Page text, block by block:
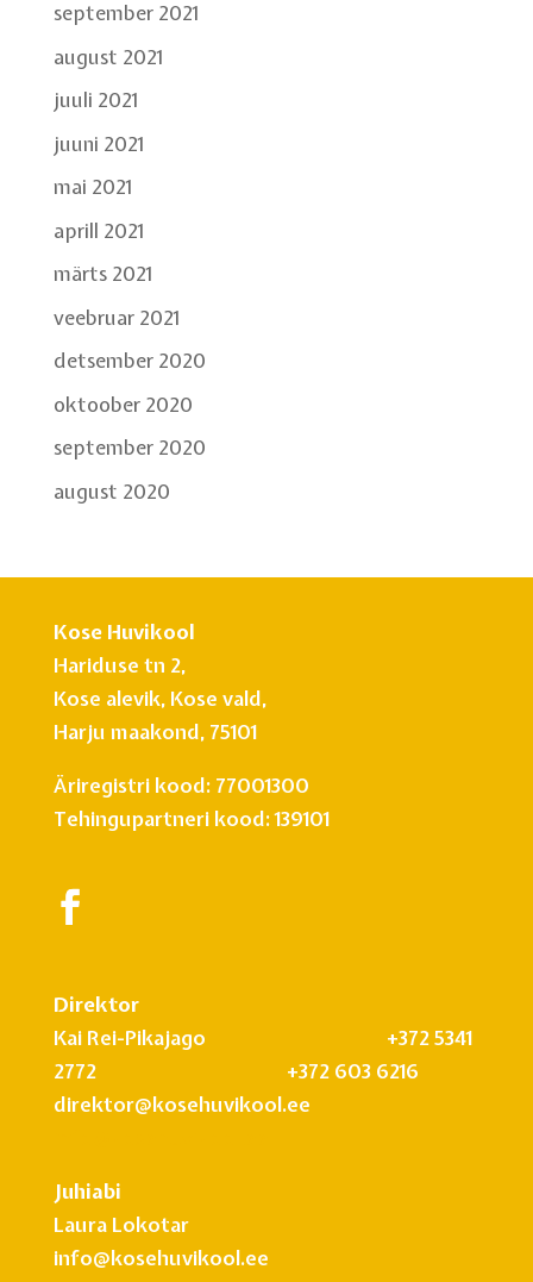
september 2021
august 2021
juuli 2021
juuni 2021
mai 2021
aprill 2021
märts 2021
veebruar 2021
detsember 2020
oktoober 2020
september 2020
august 2020
Kose Huvikool
Hariduse tn 2,
Kose alevik, Kose vald,
Harju maakond, 75101
Äriregistri kood: 77001300
Tehingupartneri kood: 139101
Direktor
Kai Rei-Pikajago +372 5341
2772 +372 603 6216
direktor@kosehuvikool.ee
Juhiabi
Laura Lokotar
info@kosehuvikool.ee